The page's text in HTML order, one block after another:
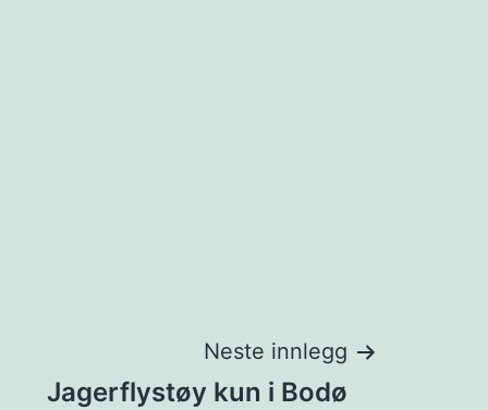
Neste innlegg
Jagerflystøy kun i Bodø